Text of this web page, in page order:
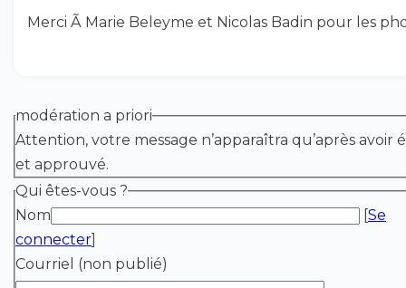
Merci Ã Marie Beleyme et Nicolas Badin pour les
modération a priori
Attention, votre message n’apparaîtra qu’après avoir
et approuvé.
Qui êtes-vous ?
Nom
[Se
connecter]
Courriel (non publié)